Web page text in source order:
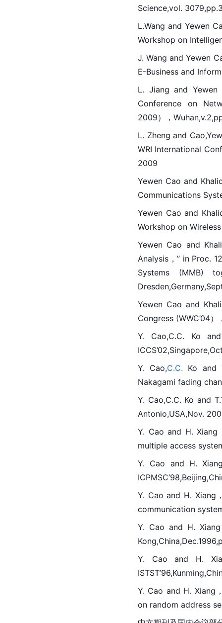
Science,vol.
L.Wang and Yewen
Workshop on
J. Wang and Yewen
E-Business and
L. Jiang and Yewen
Conference on
2009），Wuhan,v.2,
L. Zheng and Cao
WRI International
2009
Yewen Cao and
Communications
Yewen Cao and
Workshop on
Yewen Cao and
Analysis，’’ in Proc.
Systems (MMB)
Yewen Cao and
Congress (WWC’04
Y. Cao,C.C. Ko
Y. Cao,C.C. Ko and
Nakagami fading
Y. Cao,C.C. Ko and
Antonio,USA,Nov.
Y. Cao and H.
multiple access
Y. Cao and H.
Y. Cao and H. Xiang
communication
Y. Cao and H.
Kong,China,Dec.
Y. Cao and H.
Y. Cao and H. Xiang
on random address